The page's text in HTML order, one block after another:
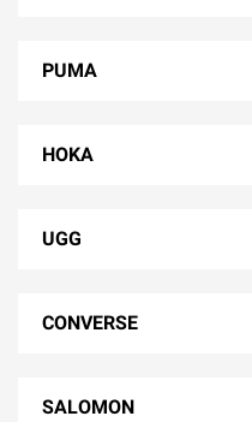
PUMA
HOKA
UGG
CONVERSE
SALOMON